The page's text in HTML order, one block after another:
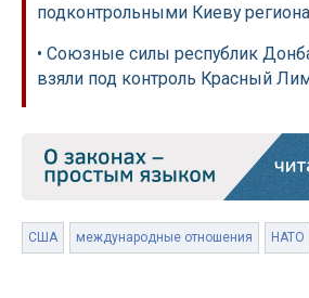
подконтрольными Киеву
• Союзные силы республик
взяли под контроль Красный
США международные отношения НАТО